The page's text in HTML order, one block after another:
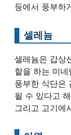
등에서 풍부하
셀레늄
셀레늄은 갑상
할을 하는 미
풍부한 식단은
될 수 있다고
그리고 고기에